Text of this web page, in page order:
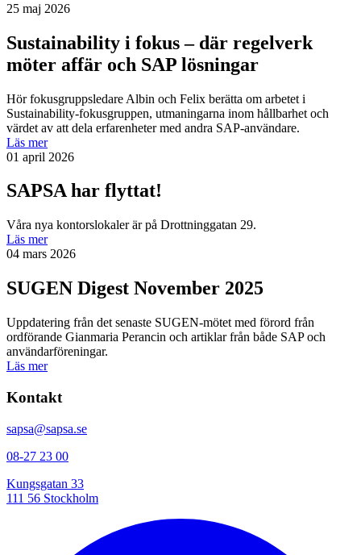
25 maj 2026
Sustainability i fokus – där regelverk
möter affär och SAP lösningar
Hör fokusgruppsledare Albin och Felix berätta om arbetet i
Sustainability-fokusgruppen, utmaningarna inom hållbarhet och
värdet av att dela erfarenheter med andra SAP-användare.
Läs mer
01 april 2026
SAPSA har flyttat!
Våra nya kontorslokaler är på Drottninggatan 29.
Läs mer
04 mars 2026
SUGEN Digest November 2025
Uppdatering från det senaste SUGEN-mötet med förord från
ordförande Gianmaria Perancin och artiklar från både SAP och
användarföreningar.
Läs mer
Kontakt
sapsa@sapsa.se
08-27 23 00
Kungsgatan 33
111 56 Stockholm